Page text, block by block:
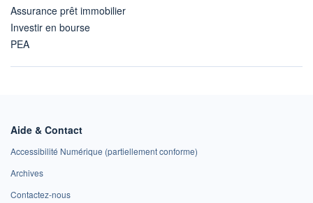
Assurance prêt immobilier
Investir en bourse
PEA
Aide & Contact
Accessibilité Numérique (partiellement conforme)
Archives
Contactez-nous